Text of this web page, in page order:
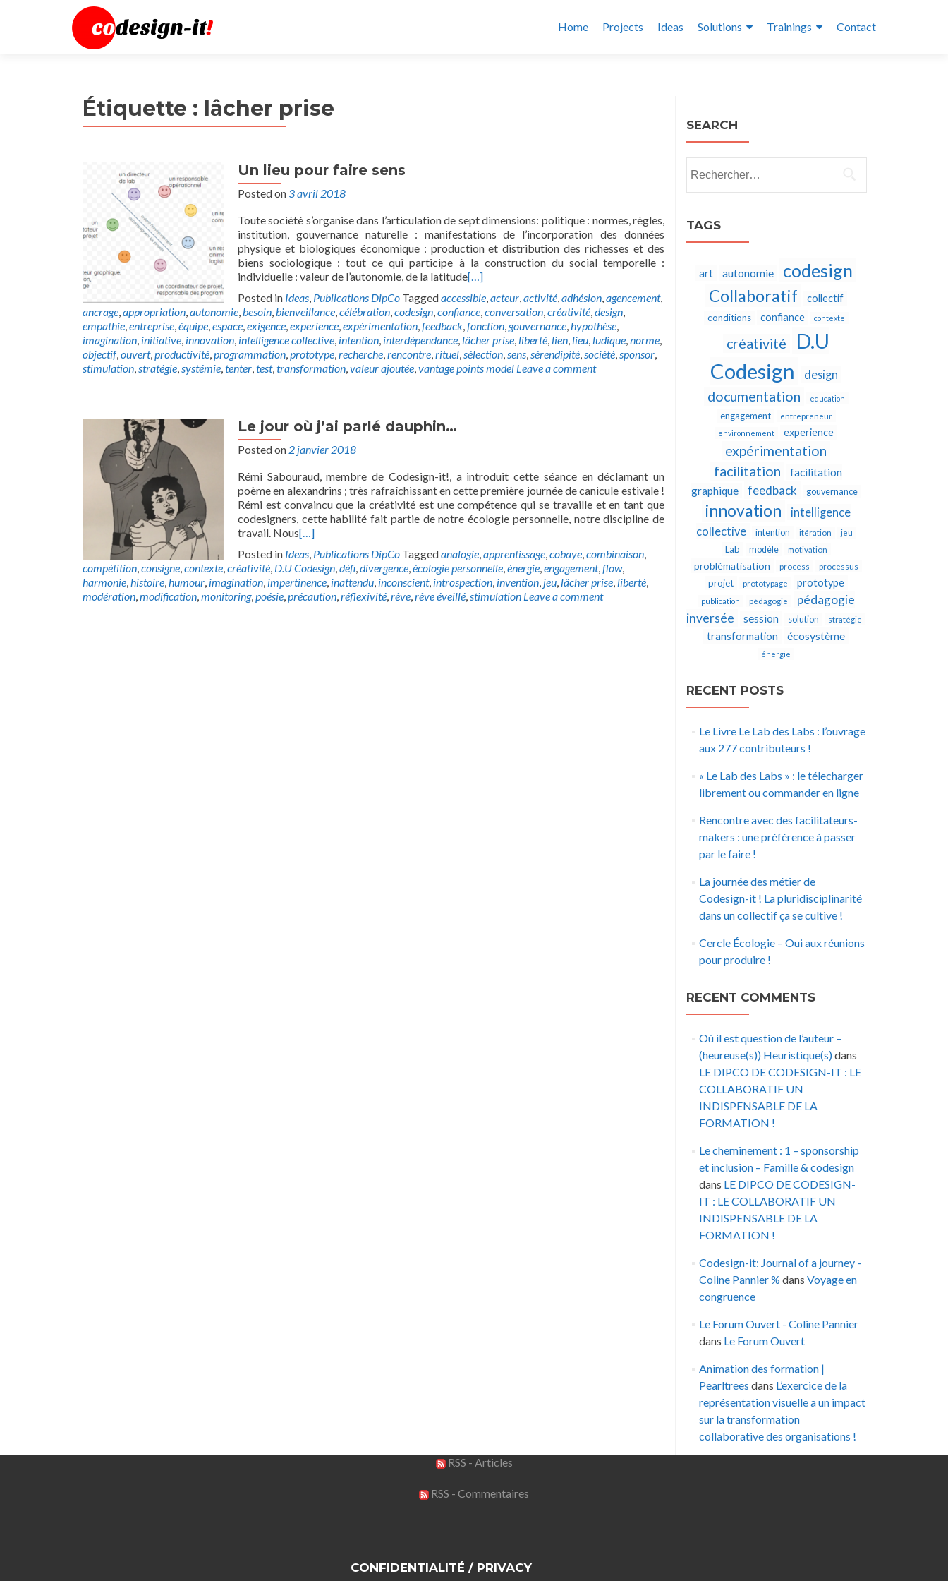
Home Projects Ideas Solutions Trainings Contact
Étiquette : lâcher prise
Un lieu pour faire sens
Posted on 3 avril 2018
Toute société s’organise dans l’articulation de sept dimensions: politique : normes, règles,
institution, gouvernance naturelle : manifestations de l’incorporation des données
physique et biologiques économique : production et distribution des richesses et des
biens sociologique : tout ce qui participe à la construction du social temporelle :
individuelle : valeur de l’autonomie, de la latitude[…]
Posted in Ideas, Publications DipCo Taggedaccessible,acteur,activité,adhésion,agencement,
ancrage,appropriation,autonomie,besoin,bienveillance,célébration,codesign,confiance,conversation,créativité,design,
empathie,entreprise,équipe,espace,exigence,experience,expérimentation,feedback,fonction,gouvernance,hypothèse,
imagination, initiative, innovation, intelligence collective, intention, interdépendance, lâcher prise, liberté, lien, lieu, ludique,norme,
objectif,ouvert,productivité,programmation,prototype,recherche,rencontre,rituel,sélection,sens,sérendipité,société,sponsor,
stimulation,stratégie,systémie,tenter,test,transformation,valeur ajoutée,vantage points model Leave a comment
Le jour où j’ai parlé dauphin…
Posted on 2 janvier 2018
Rémi Sabouraud, membre de Codesign-it!, a introduit cette séance en déclamant un
poème en alexandrins ; très rafraîchissant en cette première journée de canicule estivale !
Rémi est convaincu que la créativité est une compétence qui se travaille et en tant que
codesigners, cette habilité fait partie de notre écologie personnelle, notre discipline de
travail. Nous[…]
Posted in Ideas, Publications DipCo Taggedanalogie,apprentissage,cobaye,combinaison,
compétition,consigne,contexte,créativité, D.U Codesign,défi,divergence,écologie personnelle,énergie,engagement,flow,
harmonie,histoire,humour, imagination, impertinence, inattendu, inconscient, introspection, invention, jeu, lâcher prise, liberté,
modération,modification,monitoring,poésie,précaution,réflexivité,rêve,rêve éveillé,stimulation Leave a comment
SEARCH
TAGS
art autonomie codesign
Collaboratif collectif
conditions confiance contexte
créativité
D.U
Codesign
design
documentation education
engagement
entrepreneur
environnement
experience
expérimentation
facilitation
facilitation
graphique
feedback gouvernance
innovation
intelligence
collective
intention itération jeu
Lab modèle motivation
problématisation process processus
projet prototypage prototype
publication pédagogie
pédagogie
inversée
session solution stratégie
transformation écosystème
énergie
RECENT POSTS
Le Livre Le Lab des Labs : l’ouvrage
aux 277 contributeurs !
« Le Lab des Labs » : le télecharger
librement ou commander en ligne
Rencontre avec des facilitateurs-
makers : une préférence à passer
par le faire !
La journée des métier de
Codesign-it ! La pluridisciplinarité
dans un collectif ça se cultive !
Cercle Écologie – Oui aux réunions
pour produire !
RECENT COMMENTS
Où il est question de l’auteur –
(heureuse(s)) Heuristique(s)dans
LE DIPCO DE CODESIGN-IT : LE
COLLABORATIF UN
INDISPENSABLE DE LA
FORMATION !
Le cheminement : 1 – sponsorship
et inclusion – Famille & codesign
dans LE DIPCO DE CODESIGN-
IT : LE COLLABORATIF UN
INDISPENSABLE DE LA
FORMATION !
Codesign-it: Journal of a journey -
Coline Pannier % dans Voyage en
congruence
Le Forum Ouvert - Coline Pannier
dans Le Forum Ouvert
Animation des formation |
Pearltrees dans L’exercice de la
représentation visuelle a un impact
sur la transformation
collaborative des organisations !
RSS - Articles
RSS - Commentaires
CONFIDENTIALITÉ / PRIVACY